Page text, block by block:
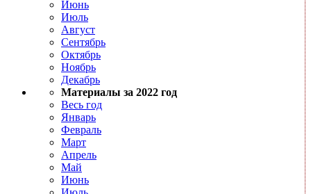
Июнь
Июль
Август
Сентябрь
Октябрь
Ноябрь
Декабрь
Материалы за 2022 год
Весь год
Январь
Февраль
Март
Апрель
Май
Июнь